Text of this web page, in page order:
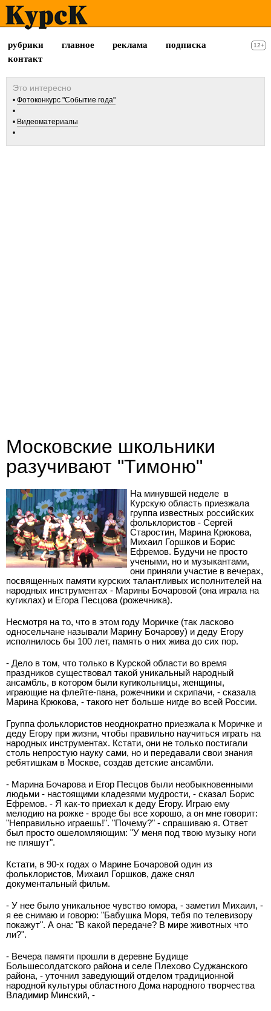
рубрики главное реклама
подписка
контакт
12+
Фотоконкурс "Событие года"
Видеоматериалы
Московские школьники
разучивают "Тимоню"
На минувшей неделе в
Курскую область приезжала
группа известных российских
фольклористов - Сергей
Старостин, Марина Крюкова,
Михаил Горшков и Борис
Ефремов. Будучи не просто
учеными, но и музыкантами,
они приняли участие в вечерах,
посвященных памяти курских талантливых исполнителей на
народных инструментах - Марины Бочаровой (она играла на
кугиклах) и Егора Песцова (рожечника).
Несмотря на то, что в этом году Моричке (так ласково
односельчане называли Марину Бочарову) и деду Егору
исполнилось бы 100 лет, память о них жива до сих пор.
- Дело в том, что только в Курской области во время
праздников существовал такой уникальный народный
ансамбль, в котором были кугикольницы, женщины,
играющие на флейте-пана, рожечники и скрипачи, - сказала
Марина Крюкова, - такого нет больше нигде во всей России.
Группа фольклористов неоднократно приезжала к Моричке и
деду Егору при жизни, чтобы правильно научиться играть на
народных инструментах. Кстати, они не только постигали
столь непростую науку сами, но и передавали свои знания
ребятишкам в Москве, создав детские ансамбли.
- Марина Бочарова и Егор Песцов были необыкновенными
людьми - настоящими кладезями мудрости, - сказал Борис
Ефремов. - Я как-то приехал к деду Егору. Играю ему
мелодию на рожке - вроде бы все хорошо, а он мне говорит:
"Неправильно играешь!". "Почему?" - спрашиваю я. Ответ
был просто ошеломляющим: "У меня под твою музыку ноги
не пляшут".
Кстати, в 90-х годах о Марине Бочаровой один из
фольклористов, Михаил Горшков, даже снял
документальный фильм.
- У нее было уникальное чувство юмора, - заметил Михаил, -
я ее снимаю и говорю: "Бабушка Моря, тебя по телевизору
покажут". А она: "В какой передаче? В мире животных что
ли?".
- Вечера памяти прошли в деревне Будище
Большесолдатского района и селе Плехово Суджанского
района, - уточнил заведующий отделом традиционной
народной культуры областного Дома народного творчества
Владимир Минский, -